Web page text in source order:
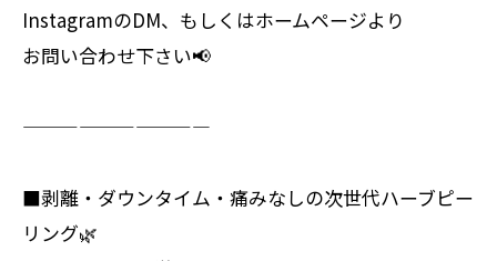
InstagramのDM、もしくはホームページより
お問い合わせ下さい📢
——————————
■剥離・ダウンタイム・痛みなしの次世代ハーブピー
リング🌿